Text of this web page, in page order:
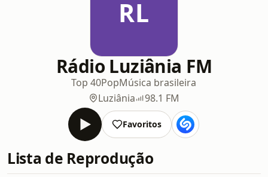
RL
Rádio Luziânia FM
Top 40PopMúsica brasileira
Luziânia
98.1 FM
Favoritos
Lista de Reprodução